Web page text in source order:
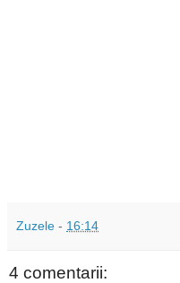
Zuzele - 16:14
4 comentarii: